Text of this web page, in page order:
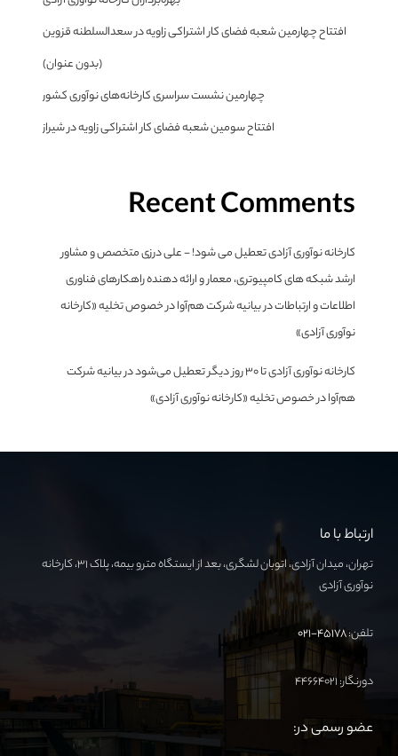
افتتاح چهارمین شعبه فضای کار اشتراکی زاویه در سعدالسلطنه قزوین
(بدون عنوان)
چهارمین نشست سراسری کارخانه‌های نوآوری کشور
افتتاح سومین شعبه فضای کار اشتراکی زاویه در شیراز
Recent Comments
کارخانه نوآوری آزادی تعطیل می شود! - علی درزی متخصص و مشاور
ارشد شبکه های کامپیوتری، معمار و ارائه دهنده راهکارهای فناوری
اطلاعات و ارتباطاتدربیانیه شرکت هم‌آوا در خصوص تخلیه «کارخانه
نوآوری آزادی»
کارخانه نوآوری آزادی تا ۳۰ روز دیگر تعطیل می‌شود دربیانیه شرکت
هم‌آوا در خصوص تخلیه «کارخانه نوآوری آزادی»
ارتباط با ما
تهران، میدان آزادی، اتوبان لشگری، بعد از ایستگاه مترو بیمه، پلاک ۳۱، کارخانه
نوآوری آزادی
تلفن:۴۵۱۷۸-۰۲۱
دورنگار: ۴۴۶۶۴۰۲۱
عضو رسمی در: